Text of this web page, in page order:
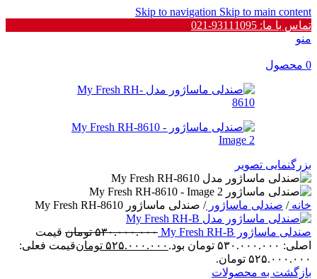
Skip to navigation Skip to main content
تماس با ما: 93111095-021
منو
0 محصول
بزرگنمایی تصویر
خانه/ صندلی ماساژور/ صندلی ماساژور My Fresh RH-8610
صندلی ماساژور My Fresh RH-B ۵۳۰.۰۰۰.۰۰۰ تومان قیمت
اصلی: ۵۳۰.۰۰۰.۰۰۰ تومان بود.
۵۲۵.۰۰۰.۰۰۰ تومانقیمت فعلی:
۵۲۵.۰۰۰.۰۰۰ تومان.
بازگشت به محصولات